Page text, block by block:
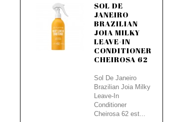
SOL DE
JANEIRO
BRAZILIAN
JOIA MILKY
LEAVE-IN
CONDITIONER
CHEIROSA 62
Sol De Janeiro
Brazilian Joia Milky
Leave-In
Conditioner
Cheirosa 62 est...